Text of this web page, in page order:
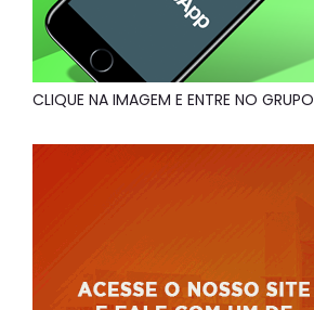
CLIQUE NA IMAGEM E ENTRE NO GRUPO